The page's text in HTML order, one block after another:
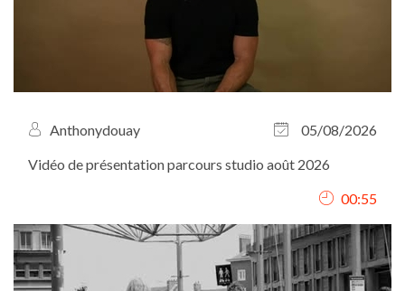
Anthonydouay
05/08/2026
Vidéo de présentation parcours studio août 2026
00:55